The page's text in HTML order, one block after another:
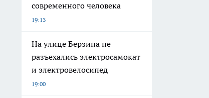
современного человека
19:13
На улице Берзина не
разъехались электросамокат
и электровелосипед
19:00